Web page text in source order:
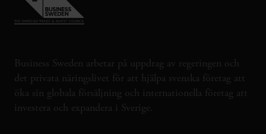
Business Sweden arbetar på uppdrag av regeringen och
det privata näringslivet för att hjälpa svenska företag att
öka sin globala försäljning och internationella företag att
investera och expandera i Sverige.